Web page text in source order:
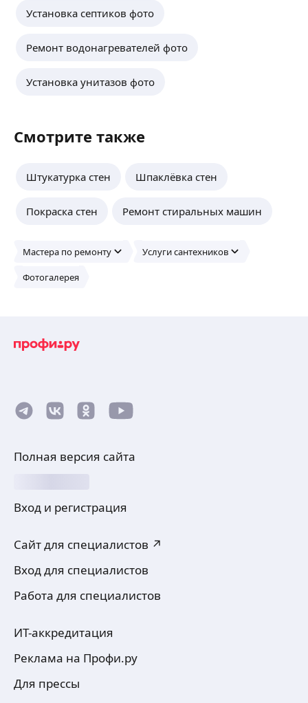
Установка септиков фото
Ремонт водонагревателей фото
Установка унитазов фото
Смотрите также
Штукатурка стен Шпаклёвка стен
Покраска стен Ремонт стиральных машин
Мастера по ремонту Услуги сантехников
Фотогалерея
Полная версия сайта
Вход и регистрация
Сайт для специалистов ↗
Вход для специалистов
Работа для специалистов
ИТ-аккредитация
Реклама на Профи.ру
Для прессы